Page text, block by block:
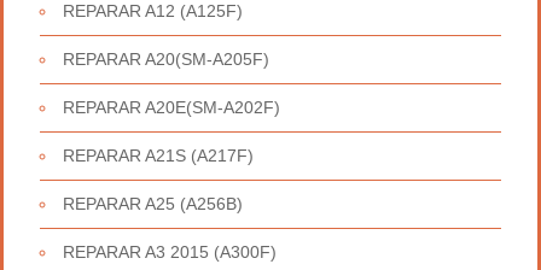
REPARAR A12 (A125F)
REPARAR A20(SM-A205F)
REPARAR A20E(SM-A202F)
REPARAR A21S (A217F)
REPARAR A25 (A256B)
REPARAR A3 2015 (A300F)